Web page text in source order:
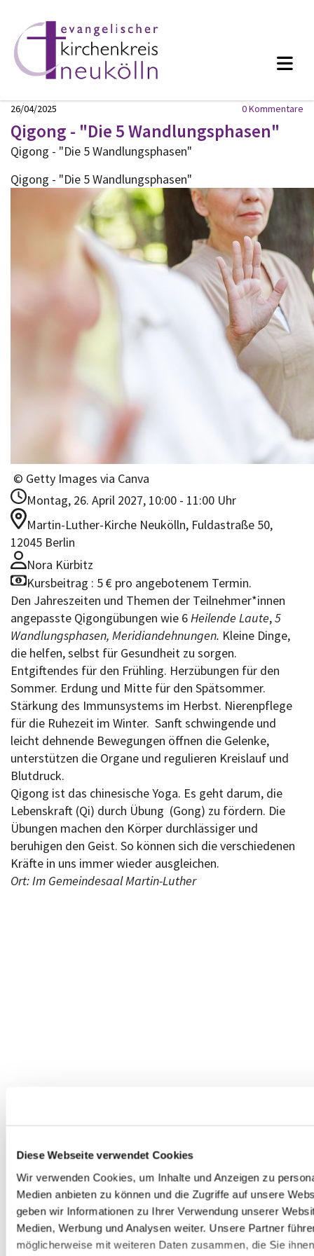
Diese Webseite verwendet Cookies
Wir verwenden Cookies, um Inhalte und Anzeigen zu
Medien anbieten zu können und die Zugriffe auf unsere
geben wir Informationen zu Ihrer Verwendung unserer
Medien, Werbung und Analysen weiter. Unsere Partner
möglicherweise mit weiteren Daten zusammen, die Sie
26/04/2025 0Kommentare
Qigong - "Die 5 Wandlungsphasen"
Qigong - "Die 5 Wandlungsphasen"
Qigong - "Die 5 Wandlungsphasen"
© Getty Images via Canva
Montag, 26. April 2027, 10:00 - 11:00 Uhr
Martin-Luther-Kirche Neukölln, Fuldastraße 50,
12045 Berlin
Nora Kürbitz
Kursbeitrag : 5 € pro angebotenem Termin.
Den Jahreszeiten und Themen der Teilnehmer*innen
angepasste Qigongübungen wie 6Heilende Laute,5
Wandlungsphasen, Meridiandehnungen. Kleine Dinge,
die helfen, selbst für Gesundheit zu sorgen.
Entgiftendes für den Frühling. Herzübungen für den
Sommer. Erdung und Mitte für den Spätsommer.
Stärkung des Immunsystems im Herbst. Nierenpflege
für die Ruhezeit im Winter. Sanft schwingende und
leicht dehnende Bewegungen öffnen die Gelenke,
unterstützen die Organe und regulieren Kreislauf und
Blutdruck.
Qigong ist das chinesische Yoga. Es geht darum, die
Lebenskraft (Qi) durch Übung (Gong) zu fördern. Die
Übungen machen den Körper durchlässiger und
beruhigen den Geist. So können sich die verschiedenen
Kräfte in uns immer wieder ausgleichen.
Ort: Im Gemeindesaal Martin-Luther